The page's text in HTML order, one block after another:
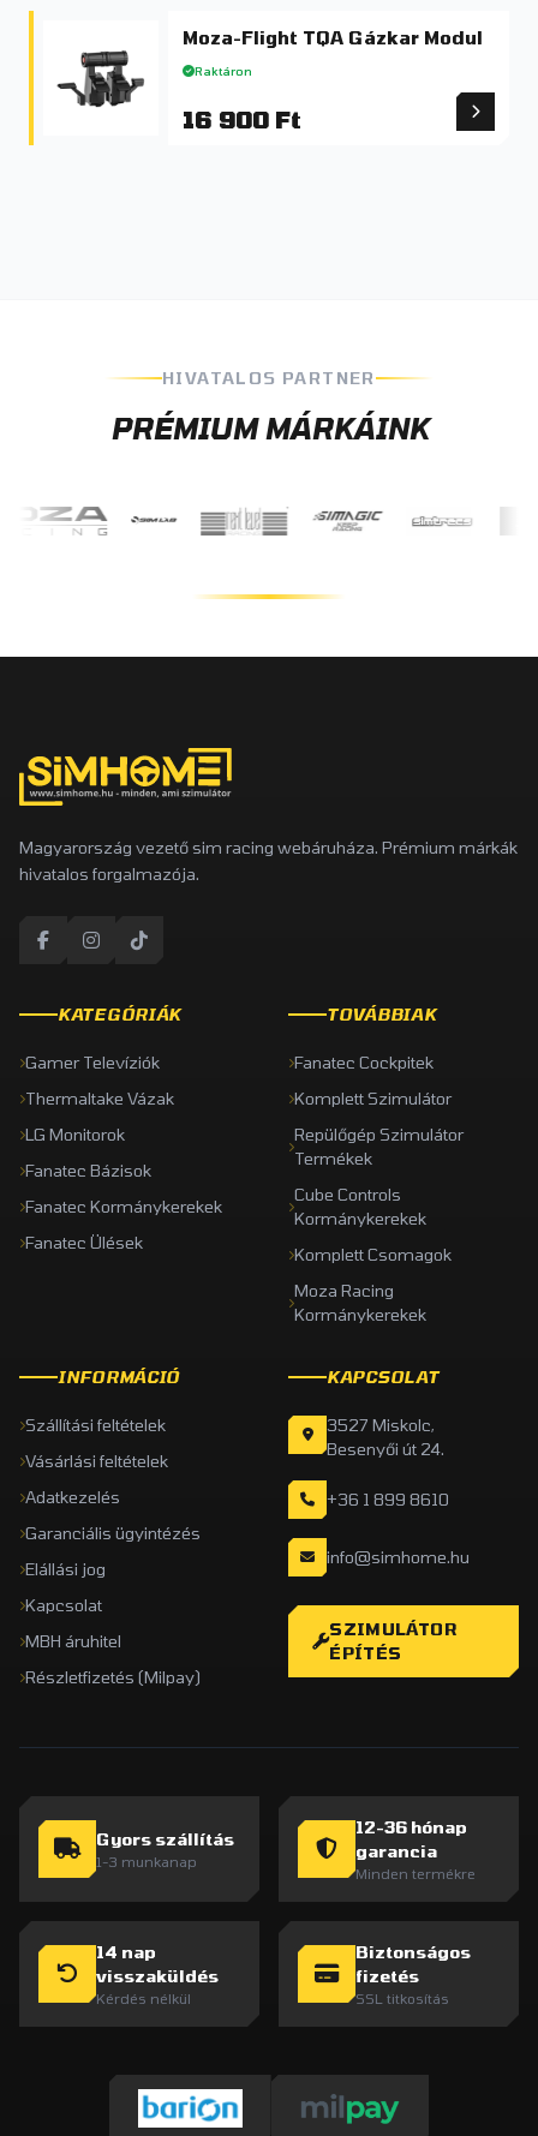
Moza-Flight TQA Gázkar Modul
Raktáron
16 900 Ft
HIVATALOS PARTNER
PRÉMIUM MÁRKÁINK
Magyarország vezető sim racing webáruháza. Prémium márkák
hivatalos forgalmazója.
KATEGÓRIÁK
Gamer Televíziók
Thermaltake Vázak
LG Monitorok
Fanatec Bázisok
Fanatec Kormánykerekek
Fanatec Ülések
TOVÁBBIAK
Fanatec Cockpitek
Komplett Szimulátor
Repülőgép Szimulátor
Termékek
Cube Controls
Kormánykerekek
Komplett Csomagok
Moza Racing
Kormánykerekek
INFORMÁCIÓ
Szállítási feltételek
Vásárlási feltételek
Adatkezelés
Garanciális ügyintézés
Elállási jog
Kapcsolat
MBH áruhitel
Részletfizetés (Milpay)
KAPCSOLAT
3527 Miskolc,
Besenyői út 24.
+36 1 899 8610
info@simhome.hu
SZIMULÁTOR
ÉPÍTÉS
Gyors szállítás
1-3 munkanap
12-36 hónap
garancia
Minden termékre
14 nap
visszaküldés
Kérdés nélkül
Biztonságos
fizetés
SSL titkosítás